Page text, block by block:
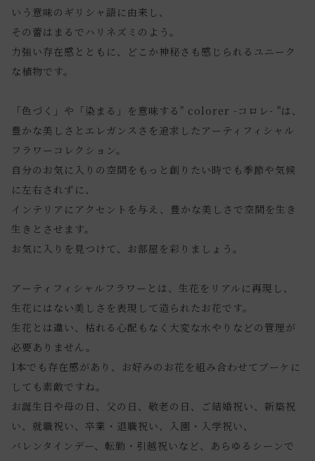
いう意味のギリシャ語に由来し、
その蕾はまるでハリネズミのよう。
力強い存在感とともに、どこか神秘さも感じられるユニーク
な植物です。
「色づく」や「染まる」を意味する" colorer -コロレ- "は、
豊かな美しさとエレガンスさを追求したアーティフィシャル
フラワーコレクション。
自分のお気に入りの空間をもっと創りたい時でも季節や気候
に左右されずに、
インテリアにアクセントを与え、豊かな美しさで空間を生き
生きとさせます。
お気に入りを見つけて、お部屋を彩りましょう。
アーティフィシャルフラワーとは、生花をリアルに再現し、
生花にはない美しさを表現して造られたお花です。
生花とは違い、枯れる心配もなく大変な水やりなどの管理が
必要ありません。
1本でも存在感があり、お好みのお花を組み合わせてブーケに
しても素敵ですね。
お誕生日や母の日、父の日、敬老の日、ご結婚祝い、新築祝
い、就職祝い、卒業・退職祝い、入園・入学祝い、
バレンタインデー、転勤・引越祝いなど、あらゆるシーンで